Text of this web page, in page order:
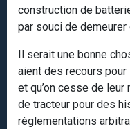
construction de
par souci de demeurer
Il serait une bonne
aient des recours
et qu’on cesse de
de tracteur pour des
règlementations